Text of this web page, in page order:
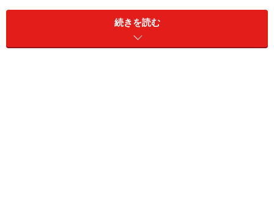
オーストラリア、ニュージーランドをはじめとした海外
からの参加者や、日本在住の外国人の方も多数参加して
続きを読む